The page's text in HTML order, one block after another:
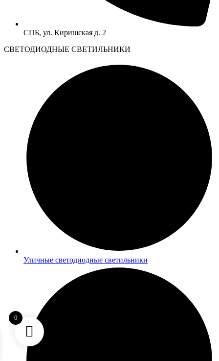
СПБ, ул. Киришская д. 2
CВЕТОДИОДНЫЕ СВЕТИЛЬНИКИ
Уличные светодиодные светильники
0